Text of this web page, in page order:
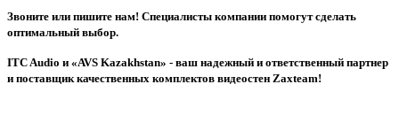
Звоните или пишите нам! Специалисты компании помогут сделать
оптимальный выбор.
ITC Audio и «AVS Kazakhstan» - ваш надежный и ответственный партнер
и поставщик качественных комплектов видеостен Zaxteam!